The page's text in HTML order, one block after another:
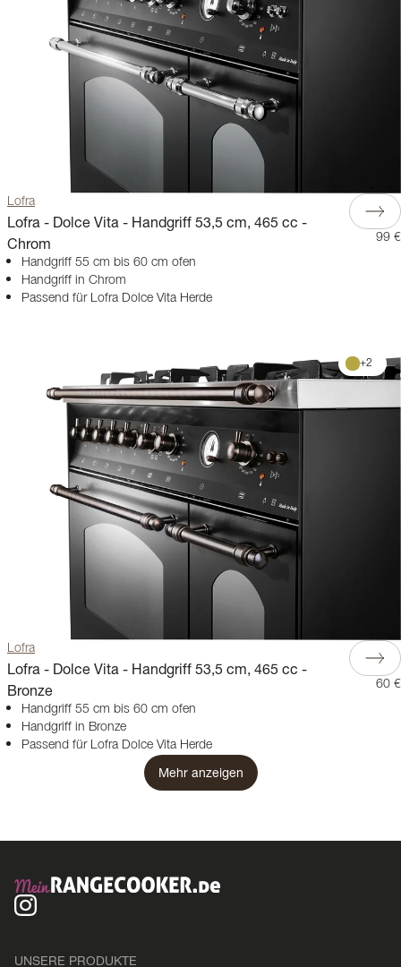
Lofra
Lofra - Dolce Vita - Handgriff 53,5 cm, 465 cc -
Chrom
Handgriff 55 cm bis 60 cm ofen
Handgriff in Chrom
Passend für Lofra Dolce Vita Herde
99 €
+2
Lofra
Lofra - Dolce Vita - Handgriff 53,5 cm, 465 cc -
Bronze
Handgriff 55 cm bis 60 cm ofen
Handgriff in Bronze
Passend für Lofra Dolce Vita Herde
60 €
Mehr anzeigen
UNSERE PRODUKTE